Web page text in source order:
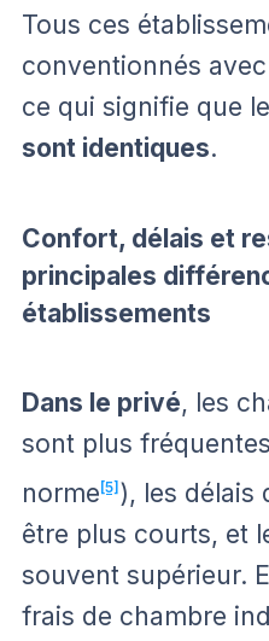
Tous ces
conventionnés avec
ce qui signifie que
sont identiques.
Confort, délais et
principales
établissements
Dans le privé, les
sont plus
norme [5] ), les délais
être plus courts, et
souvent supérieur.
frais de chambre